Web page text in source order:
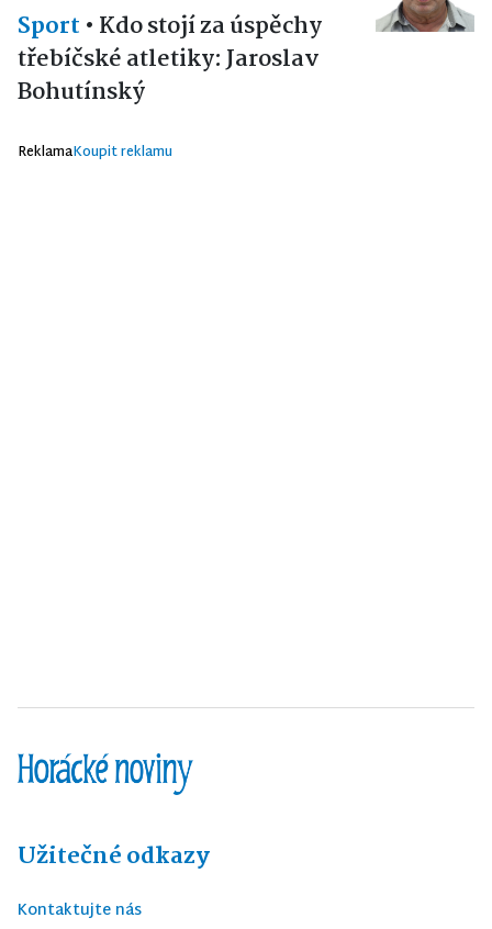
Sport • Kdo stojí za úspěchy
třebíčské atletiky: Jaroslav
Bohutínský
ReklamaKoupit reklamu
Užitečné odkazy
Kontaktujte nás